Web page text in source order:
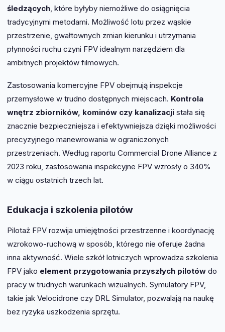
śledzących, które byłyby niemożliwe do osiągnięcia
tradycyjnymi metodami. Możliwość lotu przez wąskie
przestrzenie, gwałtownych zmian kierunku i utrzymania
płynności ruchu czyni FPV idealnym narzędziem dla
ambitnych projektów filmowych.
Zastosowania komercyjne FPV obejmują inspekcje
przemysłowe w trudno dostępnych miejscach. Kontrola
wnętrz zbiorników, kominów czy kanalizacji stała się
znacznie bezpieczniejsza i efektywniejsza dzięki możliwości
precyzyjnego manewrowania w ograniczonych
przestrzeniach. Według raportu Commercial Drone Alliance z
2023 roku, zastosowania inspekcyjne FPV wzrosły o 340%
w ciągu ostatnich trzech lat.
Edukacja i szkolenia pilotów
Pilotaż FPV rozwija umiejętności przestrzenne i koordynację
wzrokowo-ruchową w sposób, którego nie oferuje żadna
inna aktywność. Wiele szkół lotniczych wprowadza szkolenia
FPV jako element przygotowania przyszłych pilotów do
pracy w trudnych warunkach wizualnych. Symulatory FPV,
takie jak Velocidrone czy DRL Simulator, pozwalają na naukę
bez ryzyka uszkodzenia sprzętu.